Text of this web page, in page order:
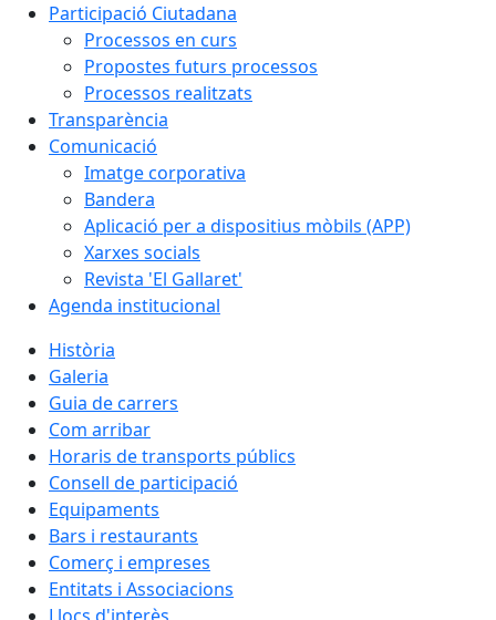
Participació Ciutadana
Processos en curs
Propostes futurs processos
Processos realitzats
Transparència
Comunicació
Imatge corporativa
Bandera
Aplicació per a dispositius mòbils (APP)
Xarxes socials
Revista 'El Gallaret'
Agenda institucional
Història
Galeria
Guia de carrers
Com arribar
Horaris de transports públics
Consell de participació
Equipaments
Bars i restaurants
Comerç i empreses
Entitats i Associacions